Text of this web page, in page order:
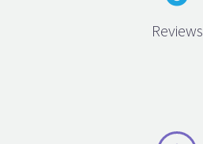
Reviews